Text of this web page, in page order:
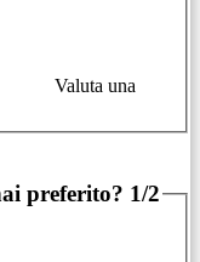
Valuta una
preferito? 1/2